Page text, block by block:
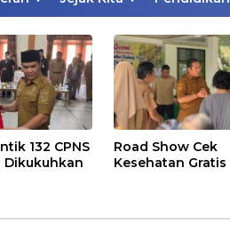
132 CPNS
Dikukuhkan
Road Show Cek
Kesehatan Gratis